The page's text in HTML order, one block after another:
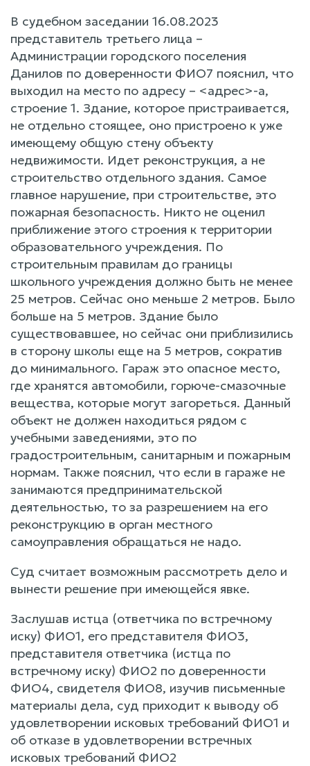
В судебном заседании 16.08.2023
представитель третьего лица –
Администрации городского поселения
Данилов по доверенности ФИО7 пояснил, что
выходил на место по адресу – <адрес>-а,
строение 1. Здание, которое пристраивается,
не отдельно стоящее, оно пристроено к уже
имеющему общую стену объекту
недвижимости. Идет реконструкция, а не
строительство отдельного здания. Самое
главное нарушение, при строительстве, это
пожарная безопасность. Никто не оценил
приближение этого строения к территории
образовательного учреждения. По
строительным правилам до границы
школьного учреждения должно быть не менее
25 метров. Сейчас оно меньше 2 метров. Было
больше на 5 метров. Здание было
существовавшее, но сейчас они приблизились
в сторону школы еще на 5 метров, сократив
до минимального. Гараж это опасное место,
где хранятся автомобили, горюче-смазочные
вещества, которые могут загореться. Данный
объект не должен находиться рядом с
учебными заведениями, это по
градостроительным, санитарным и пожарным
нормам. Также пояснил, что если в гараже не
занимаются предпринимательской
деятельностью, то за разрешением на его
реконструкцию в орган местного
самоуправления обращаться не надо.
Суд считает возможным рассмотреть дело и
вынести решение при имеющейся явке.
Заслушав истца (ответчика по встречному
иску) ФИО1, его представителя ФИО3,
представителя ответчика (истца по
встречному иску) ФИО2 по доверенности
ФИО4, свидетеля ФИО8, изучив письменные
материалы дела, суд приходит к выводу об
удовлетворении исковых требований ФИО1 и
об отказе в удовлетворении встречных
исковых требований ФИО2